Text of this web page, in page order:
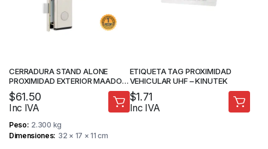
CERRADURA STAND ALONE
PROXIMIDAD EXTERIOR MAADOK
MAA-8011YEX
$61.50
Inc IVA
Peso 2.300 kg
Dimensiones 32 × 17 × 11 cm
ETIQUETA TAG PROXIMIDAD
VEHICULAR UHF – KINUTEK
$1.71
Inc IVA